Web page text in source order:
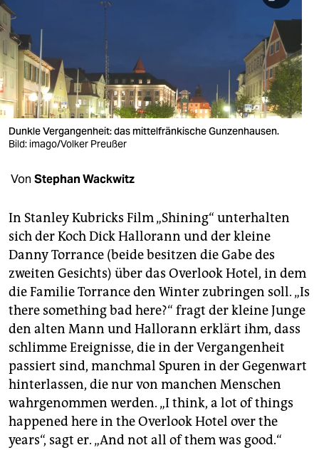
nord
wahrheit
verlag
verlag
veranstaltungen
fragen & hilfe
unterstützen
abo
genossenschaft
epaper login
Dunkle Vergangenheit: das mittelfränkische Gunzenhausen.
Bild: imago/Volker Preußer
Von Stephan Wackwitz
In Stanley Kubricks Film „Shining“ unterhalten
sich der Koch Dick Hallorann und der kleine
Danny Torrance (beide besitzen die Gabe des
zweiten Gesichts) über das Overlook Hotel, in dem
die Familie Torrance den Winter zubringen soll. „Is
there something bad here?“ fragt der kleine Junge
den alten Mann und Hallorann erklärt ihm, dass
schlimme Ereignisse, die in der Vergangenheit
passiert sind, manchmal Spuren in der Gegenwart
hinterlassen, die nur von manchen Menschen
wahrgenommen werden. „I think, a lot of things
happened here in the Overlook Hotel over the
years“, sagt er. „And not all of them was good.“